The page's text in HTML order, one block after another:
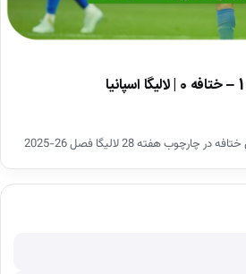
هفته 28 لالیگا فصل 26-2025